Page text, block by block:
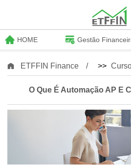
HOME Gestão
ETFFIN Finance >>
O Que É Automação AP E